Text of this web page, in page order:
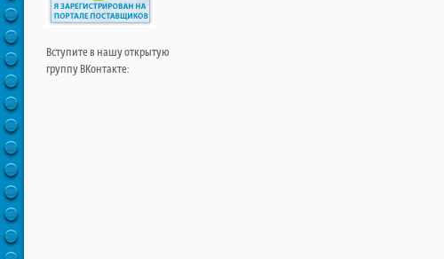
Вступите в нашу открытую
группу ВКонтакте: